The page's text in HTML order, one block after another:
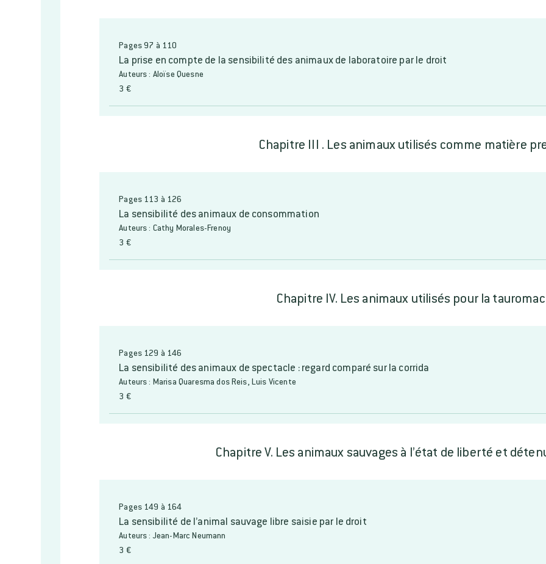
Pages 97 à 110
La prise en compte de la sensibilité des animaux de laboratoire par le droit
Auteurs : Aloïse Quesne
3 €
Chapitre III . Les animaux utilisés comme matière
Pages 113 à 126
La sensibilité des animaux de consommation
Auteurs : Cathy Morales-Frenoy
3 €
Chapitre IV. Les animaux utilisés pour la
Pages 129 à 146
La sensibilité des animaux de spectacle : regard comparé sur la corrida
Auteurs : Marisa Quaresma dos Reis, Luis Vicente
3 €
Chapitre V. Les animaux sauvages à l’état de liberté et
Pages 149 à 164
La sensibilité de l’animal sauvage libre saisie par le droit
Auteurs : Jean-Marc Neumann
3 €